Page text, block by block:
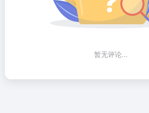
暂无评论...